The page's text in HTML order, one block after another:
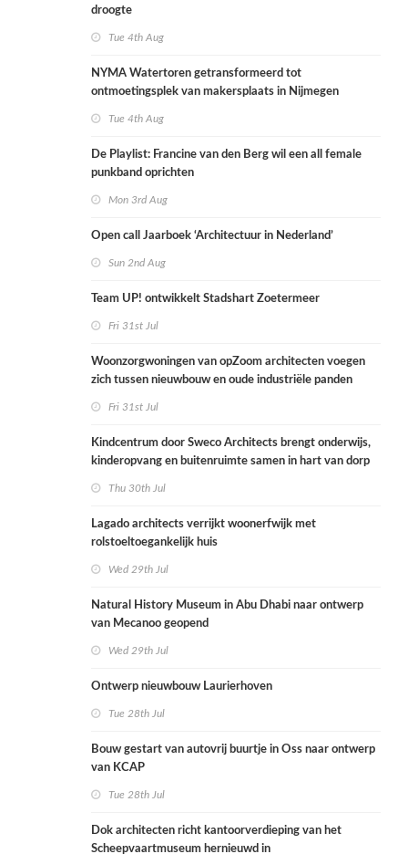
droogte
Tue 4th Aug
NYMA Watertoren getransformeerd tot
ontmoetingsplek van makersplaats in Nijmegen
Tue 4th Aug
De Playlist: Francine van den Berg wil een all female
punkband oprichten
Mon 3rd Aug
Open call Jaarboek ‘Architectuur in Nederland’
Sun 2nd Aug
Team UP! ontwikkelt Stadshart Zoetermeer
Fri 31st Jul
Woonzorgwoningen van opZoom architecten voegen
zich tussen nieuwbouw en oude industriële panden
Fri 31st Jul
Kindcentrum door Sweco Architects brengt onderwijs,
kinderopvang en buitenruimte samen in hart van dorp
Thu 30th Jul
Lagado architects verrijkt woonerfwijk met
rolstoeltoegankelijk huis
Wed 29th Jul
Natural History Museum in Abu Dhabi naar ontwerp
van Mecanoo geopend
Wed 29th Jul
Ontwerp nieuwbouw Laurierhoven
Tue 28th Jul
Bouw gestart van autovrij buurtje in Oss naar ontwerp
van KCAP
Tue 28th Jul
Dok architecten richt kantoorverdieping van het
Scheepvaartmuseum hernieuwd in